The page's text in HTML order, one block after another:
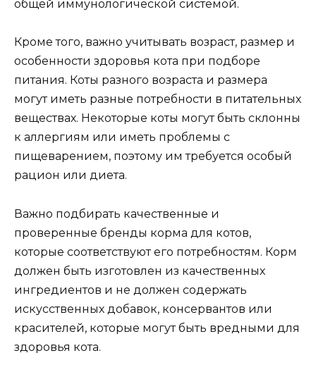
общей иммунологической системой.
Кроме того, важно учитывать возраст, размер и
особенности здоровья кота при подборе
питания. Коты разного возраста и размера
могут иметь разные потребности в питательных
веществах. Некоторые коты могут быть склонны
к аллергиям или иметь проблемы с
пищеварением, поэтому им требуется особый
рацион или диета.
Важно подбирать качественные и
проверенные бренды корма для котов,
которые соответствуют его потребностям. Корм
должен быть изготовлен из качественных
ингредиентов и не должен содержать
искусственных добавок, консервантов или
красителей, которые могут быть вредными для
здоровья кота.